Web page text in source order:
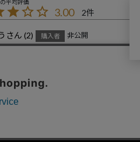
3.00 2
2 購入者
非公開
ンサイズ上が欲しかった。身長が183なの